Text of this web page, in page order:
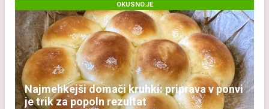
OKUSNO.JE
Najmehkejši domači kruhki: priprava v ponvi
je trik za popoln rezultat